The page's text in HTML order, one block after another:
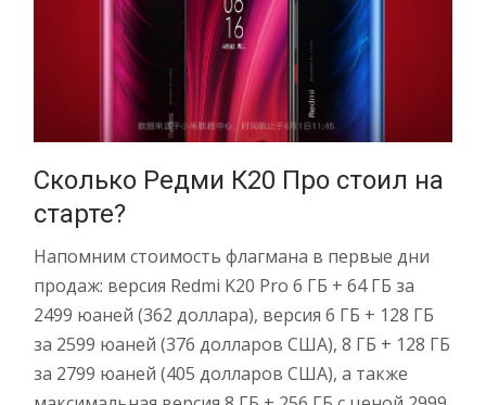
Сколько Редми К20 Про стоил на
старте?
Напомним стоимость флагмана в первые дни
продаж: версия Redmi K20 Pro 6 ГБ + 64 ГБ за
2499 юаней (362 доллара), версия 6 ГБ + 128 ГБ
за 2599 юаней (376 долларов США), 8 ГБ + 128 ГБ
за 2799 юаней (405 долларов США), а также